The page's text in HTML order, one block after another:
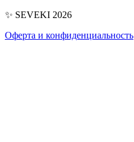
✨ SEVEKI 2026
Оферта и конфиденциальность